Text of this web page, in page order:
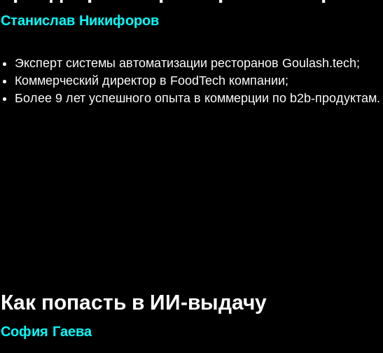
Станислав Никифоров
Эксперт системы автоматизации ресторанов Goulash.tech;
Коммерческий директор в FoodTech компании;
Более 9 лет успешного опыта в коммерции по b2b-продуктам.
Как попасть в ИИ-выдачу
София Гаева